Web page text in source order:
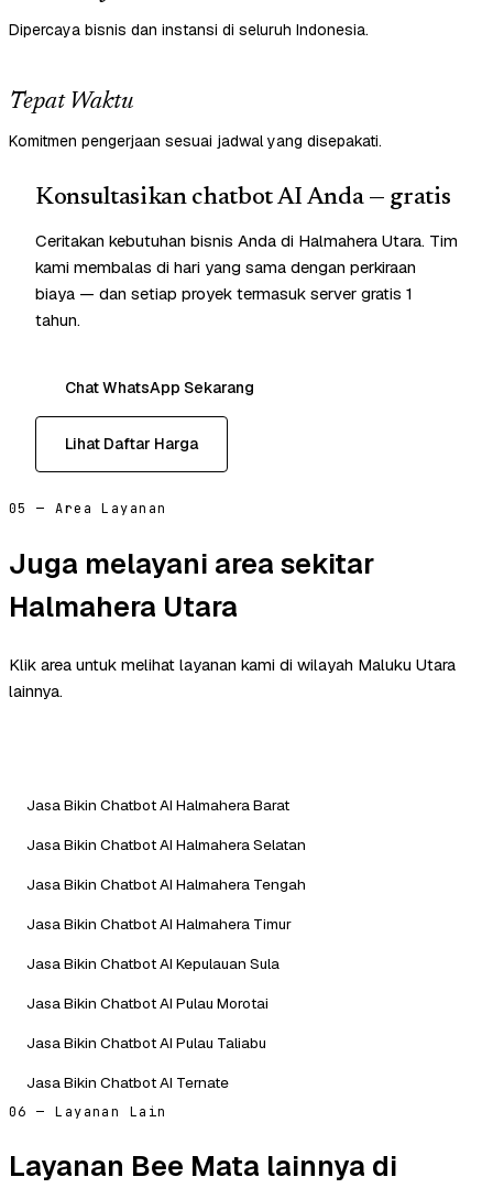
Dipercaya bisnis dan instansi di seluruh Indonesia.
Tepat Waktu
Komitmen pengerjaan sesuai jadwal yang disepakati.
Konsultasikan chatbot AI Anda — gratis
Ceritakan kebutuhan bisnis Anda di Halmahera Utara. Tim
kami membalas di hari yang sama dengan perkiraan
biaya — dan setiap proyek termasuk server gratis 1
tahun.
Chat WhatsApp Sekarang
Lihat Daftar Harga
05 — Area Layanan
Juga melayani area sekitar
Halmahera Utara
Klik area untuk melihat layanan kami di wilayah Maluku Utara
lainnya.
Jasa Bikin Chatbot AI Halmahera Barat
Jasa Bikin Chatbot AI Halmahera Selatan
Jasa Bikin Chatbot AI Halmahera Tengah
Jasa Bikin Chatbot AI Halmahera Timur
Jasa Bikin Chatbot AI Kepulauan Sula
Jasa Bikin Chatbot AI Pulau Morotai
Jasa Bikin Chatbot AI Pulau Taliabu
Jasa Bikin Chatbot AI Ternate
06 — Layanan Lain
Layanan Bee Mata lainnya di